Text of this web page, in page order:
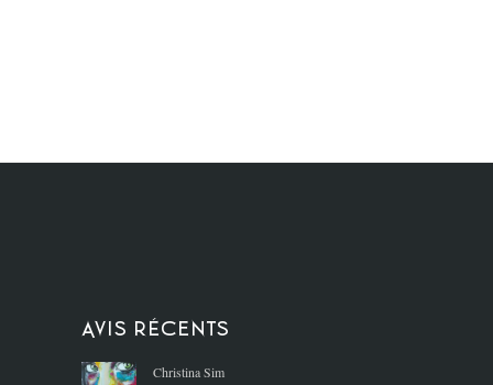
Avis récents
Christina Sim